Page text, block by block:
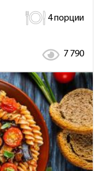
4 порции
7 790